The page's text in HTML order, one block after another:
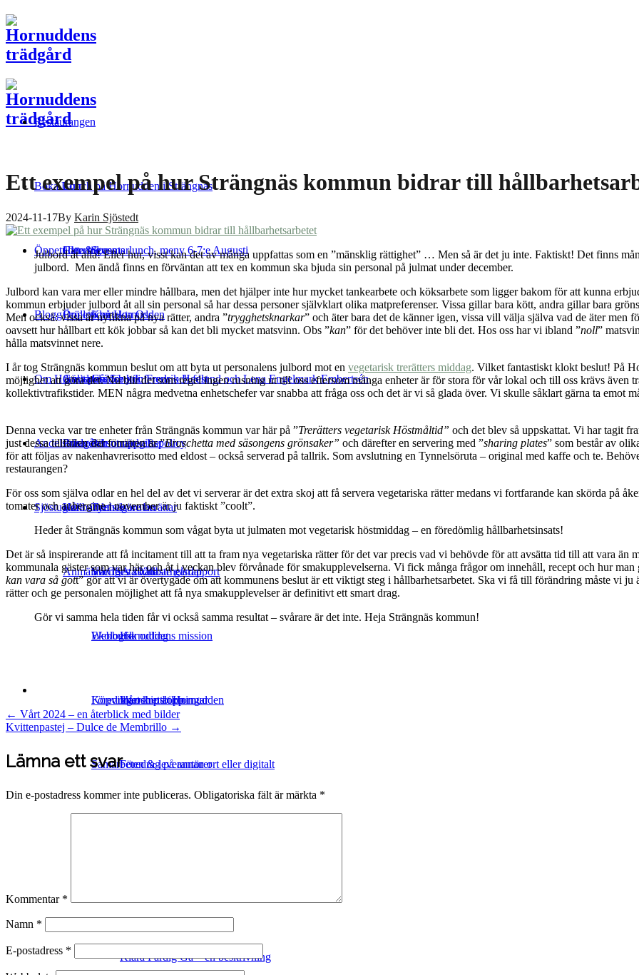
Restaurangen
Lunch på Hornudden i Strängnäs
Sommarlunch, meny 6-7:e Augusti
Catering
Bröllop på Hornudden
Anlita oss för konferens och fest
Bussresor
Boka Bord
Hitta till oss
Kontakta Oss
Öppettider & events
Öppettider
Gårdsbutik
Personuppgiftspolicy
Gästspel 25:e juli: Fredrik Hedlund och Lena Engelmark Embertsén
Blogg
Om Hornudden
Priser och utmärkelser
Tynnelsörutan
Sveriges skönaste gårdar
Hållbarhet
Vår första hållbarhetsrapport
Hornuddens mission
Vårt kretslopp
Ekologisk odling
Intership at Hornudden
Föredrag och utbildningar
Föredrag på annan ort eller digitalt
Samarbeten & leverantörer
Klara Färdig Gå – en beskrivning
Andelsträdgård
Våra andelsägare berättar
Anmälan CSA 2026
Webbutik
Köpvillkor
Sjöstugan
Ett exempel på hur Strängnäs kommun bidrar till
2024-11-17By Karin Sjöstedt
Julbord åt alla! Eller hur, visst kan det av många uppfattas som en ”mänsklig rättighet” … Men så är det ju inte. Faktiskt! Det finns
julbord. Men ändå finns en förväntan att tex en kommun ska bjuda sin personal på julmat under december.
Julbord kan vara mer eller mindre hållbara, men det hjälper inte hur mycket tankearbete och köksarbete som ligger bakom för att kunna
kommun erbjuder julbord åt all sin personal så har dessa personer självklart olika matpreferenser. Vissa gillar bara kött, andra gillar bara
Men också: vissa är nyfikna på nya rätter, andra ”trygghetsknarkar” och äter bara det de känner igen, vissa vill välja själva vad de äter men
oavsett hur hållbart ett kök jobbar så kan det bli mycket matsvinn. Obs ”kan” för det behöver inte bli det. Hos oss har vi ibland ”noll”
hålla matsvinnet nere.
I år tog Strängnäs kommun beslut om att byta ut personalens julbord mot en vegetarisk trerätters middag. Vilket fantastiskt klokt beslut! På
möjlighet att göra det. Nu blir det som regel ingen rusning ut till oss eftersom många enheter är för stora för vår lokal och till oss krävs även
kollektivtrafikstider. MEN några medvetna enhetschefer var snabba att fråga oss och det är vi så glada över. Vi skulle såklart gärna ta emot
Denna vecka var tre enheter från Strängnäs kommun var här på ”Trerätters vegetarisk Höstmåltid” och det blev så uppskattat. Vi har tagit
just dessa tillfällen där förrätten är ”Bruschetta med säsongens grönsaker” och därefter en servering med ”sharing plates” som består av
för att följas av nakenhavrerisotto med eldost – också serverad på tallrik. Som avslutning en Tynnelsöruta – original med kaffe och te.
restaurangen?
För oss som själva odlar en hel del av det vi serverar är det extra skoj att få servera vegetariska rätter medans vi fortfarande kan skörda på
tomater och aubergine i november är ju faktiskt ”coolt”.
Heder åt Strängnäs kommun som vågat byta ut julmaten mot vegetarisk höstmiddag – en föredömlig hållbarhetsinsats!
Det är så inspirerande att få incitament till att ta fram nya vegetariska rätter för det var precis vad vi behövde för att avsätta tid till att vara än
kommunala gäster som var här och åt i veckan blev förvånade för smakupplevelserna. Vi fick många frågor om innehåll, recept och hur
kan vara så gott” gör att vi är övertygade om att kommunens beslut är ett viktigt steg i hållbarhetsarbetet. Ska vi få till förändring måste vi
rätter och ge personalen möjlighet att få nya smakupplevelser är definitivt ett smart drag.
Gör vi samma hela tiden får vi också samma resultat – svårare är det inte. Heja Strängnäs kommun!
Post
navigation
← Vårt 2024 – en återblick med bilder
Kvittenpastej – Dulce de Membrillo →
Lämna ett svar
Din e-postadress kommer inte publiceras. Obligatoriska fält är märkta *
Kommentar *
Namn *
E-postadress *